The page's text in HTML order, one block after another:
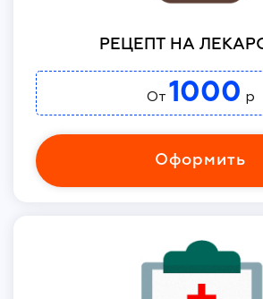
РЕЦЕПТ НА
От 1000 р
Оформить